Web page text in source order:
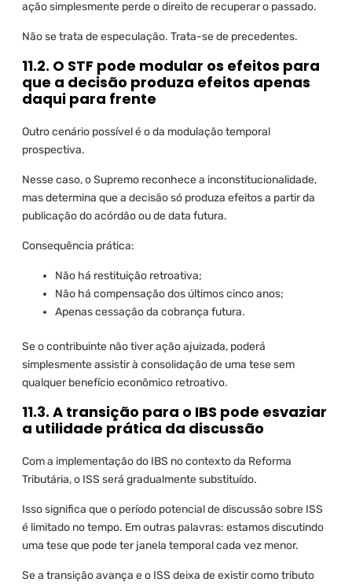
ação simplesmente perde o direito de recuperar o passado.
Não se trata de especulação. Trata-se de precedentes.
11.2. O STF pode modular os efeitos para
que a decisão produza efeitos apenas
daqui para frente
Outro cenário possível é o da modulação temporal
prospectiva.
Nesse caso, o Supremo reconhece a inconstitucionalidade,
mas determina que a decisão só produza efeitos a partir da
publicação do acórdão ou de data futura.
Consequência prática:
Não há restituição retroativa;
Não há compensação dos últimos cinco anos;
Apenas cessação da cobrança futura.
Se o contribuinte não tiver ação ajuizada, poderá
simplesmente assistir à consolidação de uma tese sem
qualquer benefício econômico retroativo.
11.3. A transição para o IBS pode esvaziar
a utilidade prática da discussão
Com a implementação do IBS no contexto da Reforma
Tributária, o ISS será gradualmente substituído.
Isso significa que o período potencial de discussão sobre ISS
é limitado no tempo. Em outras palavras: estamos discutindo
uma tese que pode ter janela temporal cada vez menor.
Se a transição avança e o ISS deixa de existir como tributo